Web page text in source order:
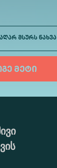
მსურს ნახვა
მეტი